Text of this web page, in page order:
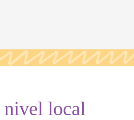
nivel local